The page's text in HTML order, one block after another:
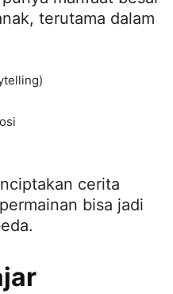
terutama dalam
cerita
bisa jadi